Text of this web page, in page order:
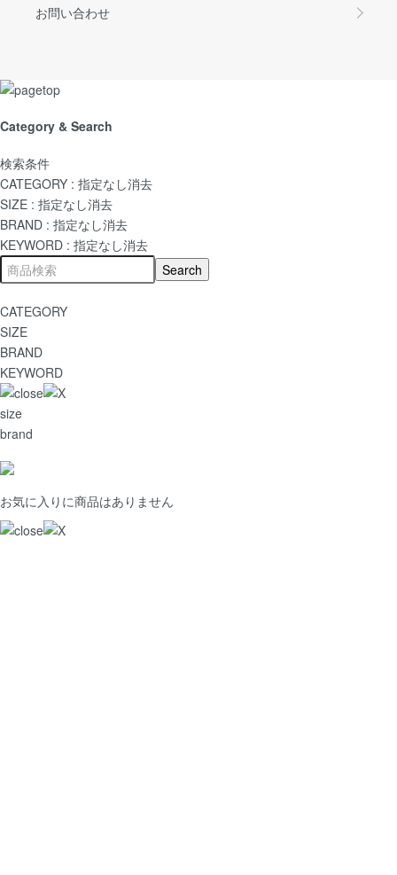
お問い合わせ
Category & Search
検索条件
CATEGORY : 指定なし消去
SIZE : 指定なし消去
BRAND : 指定なし消去
KEYWORD : 指定なし消去
CATEGORY
SIZE
BRAND
KEYWORD
size
brand
お気に入りに商品はありません